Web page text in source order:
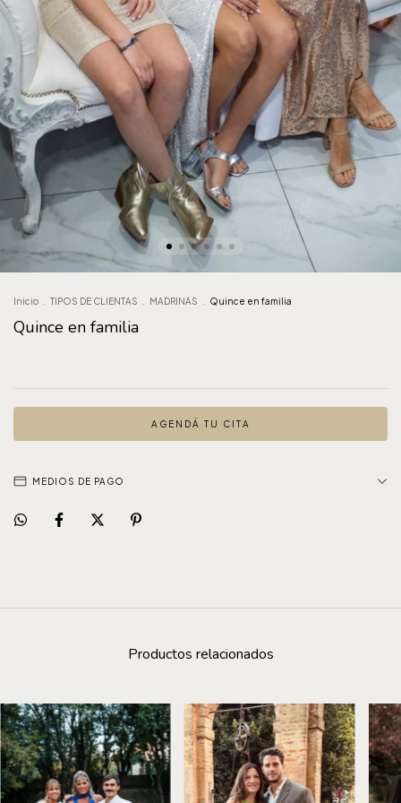
Inicio TIPOS DE CLIENTAS MADRINAS Quince en familia
Quince en familia
AGENDÁ TU CITA
MEDIOS DE PAGO
Productos relacionados